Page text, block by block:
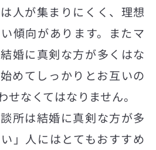
人が集まりにくく、理想
傾向があります。またマ
婚に真剣な方が多くはな
めてしっかりとお互いの
せなくてはなりません。
所は結婚に真剣な方が多
」人にはとてもおすすめ